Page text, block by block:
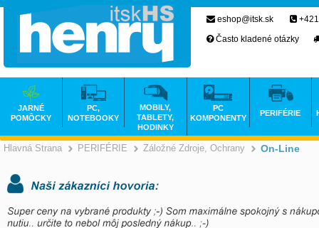
Hlavná Strana PERIFÉRIE Záložné Zdroje, Ochrany On-Line
eshop@itsk.sk
Často kladené otázky
JARNÉ
POMÔCKY
PC,
NOTEBOOKY
MOBILY,
TABLETY,
HODINKY
PC
KOMPONENTY
PERIFÉRIE